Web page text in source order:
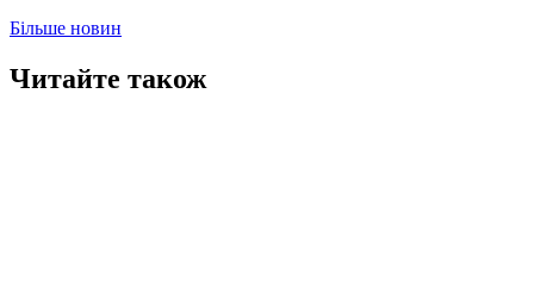
Більше новин
Читайте також